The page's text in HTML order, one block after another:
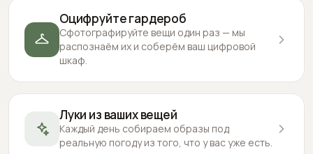
Оцифруйте гардероб
Сфотографируйте вещи один раз — мы
распознаём их и соберём ваш цифровой
шкаф.
Луки из ваших вещей
Каждый день собираем образы под
реальную погоду из того, что у вас уже есть.